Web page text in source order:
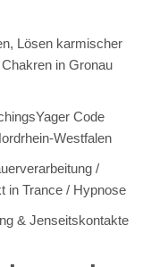
Lösen karmischer
in Gronau
Code
Westfalen
/
in Trance / Hypnose
& Jenseitskontakte